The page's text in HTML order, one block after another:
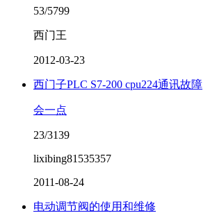
53/5799
西门王
2012-03-23
西门子PLC S7-200 cpu224通讯故障
会一点
23/3139
lixibing81535357
2011-08-24
电动调节阀的使用和维修